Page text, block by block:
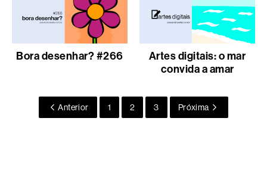
Bora desenhar? #266
Artes digitais: o mar
convida a amar
Anterior 1 2 3 Próxima